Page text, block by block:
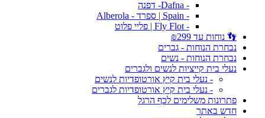
- Dafna- דפנה
- Spain | ספרד - Alberola
- Fly Flot | פליי פלוט
👣 נוחות עד ₪299
נבחרת הנוחות - גברים
נבחרת הנוחות - נשים
נעלי בית קייציות לנשים ולגברים
- נעלי בית קיץ אורטופדיות לנשים
- נעלי בית קיץ אורטופדיות לגברים
פתרונות משלימים לכף הרגל
חדש באתר